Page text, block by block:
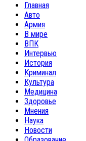
Главная
Авто
Армия
В мире
ВПК
Интервью
История
Криминал
Культура
Медицина
Здоровье
Мнения
Наука
Новости